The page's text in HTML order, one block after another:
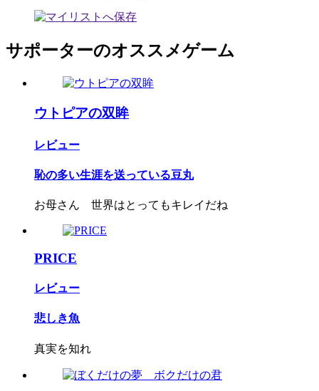
サポーターのオススメゲーム
ウトピアの双眸
レビュー
恥の多い生涯を送っている豆丸
お母さん 世界はとってもキレイだね
PRICE
レビュー
悲しき魚
真実を知れ